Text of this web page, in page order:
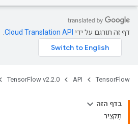
דף זה תורגם על ידי Cloud Translation API
TensorFlow
API
TensorFlow v2.2.0
בדף הזה
תַקצִיר